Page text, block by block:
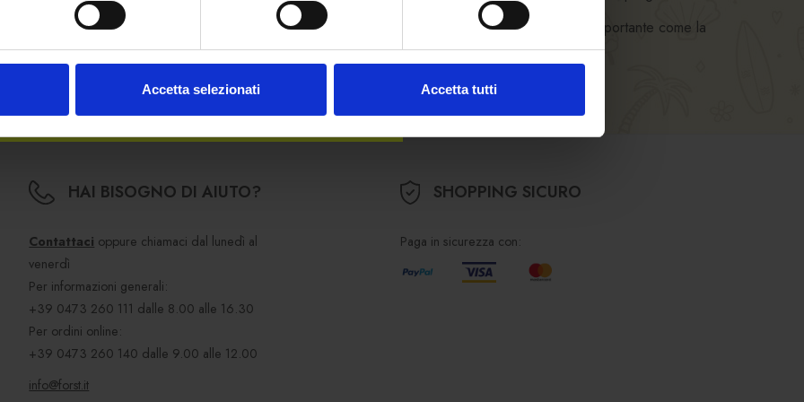
Accetta selezionati Accetta tutti
di Birra FORST – poter essere al fianco del blasonato corpo degli Alpini in un momento importante come la
la nostra azienda e l’Associazione Nazionale Alpini”.
HAI BISOGNO DI AIUTO?
Contattaci oppure chiamaci dal lunedì al
venerdì
Per informazioni generali:
+39 0473 260 111 dalle 8.00 alle 16.30
Per ordini online:
+39 0473 260 140 dalle 9.00 alle 12.00
info@forst.it
SHOPPING SICURO
Paga in sicurezza con: